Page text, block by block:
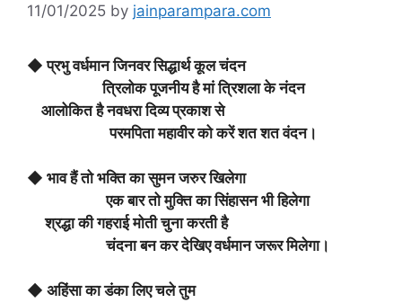
11/01/2025 by jainparampara.com
◆ प्रभु वर्धमान जिनवर सिद्धार्थ कूल चंदन
त्रिलोक पूजनीय है मां त्रिशला के नंदन
आलोकित है नवधरा दिव्य प्रकाश से
परमपिता महावीर को करें शत शत वंदन।
◆ भाव हैं तो भक्ति का सुमन जरुर खिलेगा
एक बार तो मुक्ति का सिंहासन भी हिलेगा
श्रद्धा की गहराई मोती चुना करती है
चंदना बन कर देखिए वर्धमान जरूर मिलेगा।
◆ अहिंसा का डंका लिए चले तुम